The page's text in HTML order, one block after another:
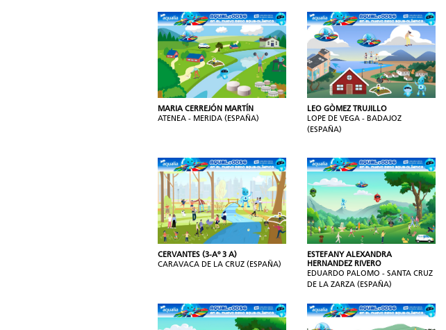
MARIA CERREJÓN MARTÍN
ATENEA - MERIDA (ESPAÑA)
LEO GÒMEZ TRUJILLO
LOPE DE VEGA - BADAJOZ
(ESPAÑA)
CERVANTES (3-Aº 3 A)
CARAVACA DE LA CRUZ (ESPAÑA)
ESTEFANY ALEXANDRA
HERNANDEZ RIVERO
EDUARDO PALOMO - SANTA CRUZ
DE LA ZARZA (ESPAÑA)